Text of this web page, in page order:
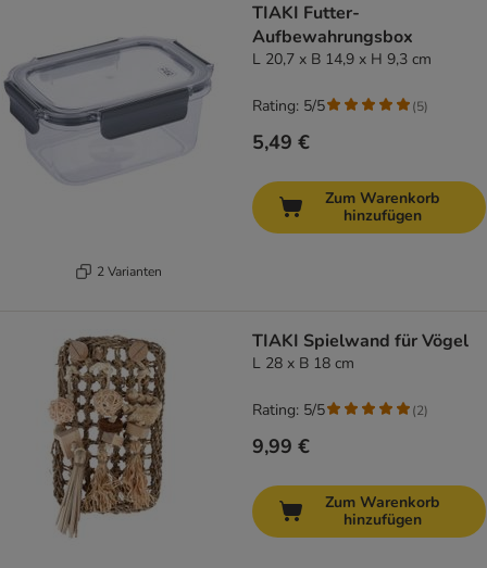
2 Varianten
TIAKI Futter-
Aufbewahrungsbox
L 20,7 x B 14,9 x H 9,3 cm
5,49 €
Rating: 5/5 (5)
Zum Warenkorb
hinzufügen
TIAKI Spielwand für Vögel
L 28 x B 18 cm
9,99 €
Rating: 5/5 (2)
Zum Warenkorb
hinzufügen